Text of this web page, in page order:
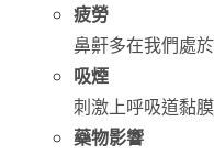
疲勞
鼻鼾多在我們處
吸煙
刺激上呼吸道黏
藥物影響